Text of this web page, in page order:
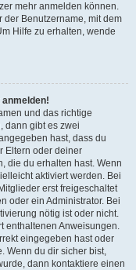
mehr anmelden können.
der Benutzername, mit dem
Hilfe zu erhalten, wende
und das richtige
dann gibt es zwei
hast, dass du
Eltern oder deiner
die du erhalten hast. Wenn
aktiviert werden. Bei
erst freigeschaltet
oder ein Administrator. Bei
nötig ist oder nicht.
enthaltenen Anweisungen.
eingegeben hast oder
Wenn du dir sicher bist,
dann kontaktiere einen